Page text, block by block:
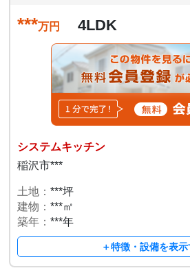
***万円 4LDK
システムキッチン
稲沢市***
土地：***坪
建物：***㎡
築年：***年
＋特徴・設備を表示